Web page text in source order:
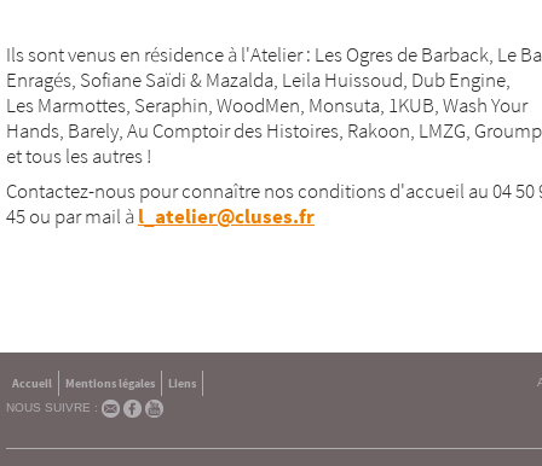
Ils sont venus en résidence à l'Atelier : Les Ogres de Barback, Le
Enragés, Sofiane Saïdi & Mazalda, Leila Huissoud, Dub Engine,
Les Marmottes, Seraphin, WoodMen, Monsuta, 1KUB, Wash Your
Hands, Barely, Au Comptoir des Histoires, Rakoon, LMZG,
et tous les autres !
Contactez-nous pour connaître nos conditions d'accueil au 04 50
45 ou par mail à l_atelier@cluses.fr
Accueil Mentions légales
Liens
NOUS SUIVRE :